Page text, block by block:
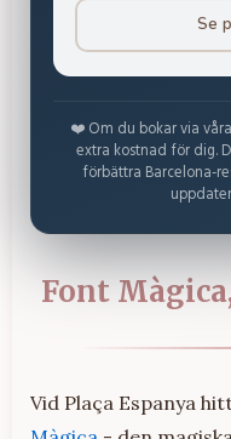
Se
❤️ Om du bokar via
extra kostnad för dig.
förbättra Barcelona-
Font
Vid Plaça Espanya